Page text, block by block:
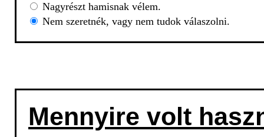
Nagyrészt hamisnak vélem.
Nem szeretnék, vagy nem tudok válaszolni.
Mennyire volt